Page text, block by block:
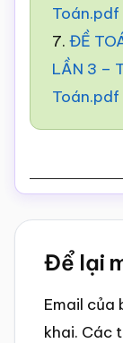
Toán.pdf
7. ĐỀ
LẦN 3 –
Toán.pdf
Reader
Để lại
Email của
khai. Các